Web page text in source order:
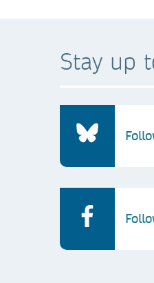
Stay up